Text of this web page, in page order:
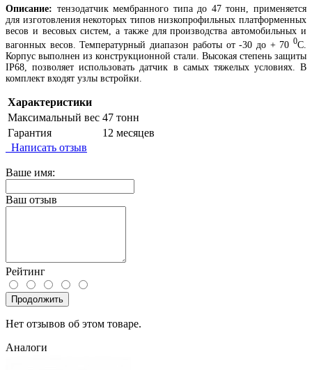
Описание: тензодатчик мембранного типа до 47 тонн, применяется
для изготовления некоторых типов низкопрофильных платформенных
весов и весовых систем, а также для производства автомобильных и
вагонных весов. Температурный диапазон работы от -30 до + 70 0С.
Корпус выполнен из конструкционной стали. Высокая степень защиты
IP68, позволяет использовать датчик в самых тяжелых условиях. В
комплект входят узлы встройки.
Характеристики
Максимальный вес 47 тонн
Гарантия
12 месяцев
Написать отзыв
Ваше имя:
Ваш отзыв
Рейтинг
Продолжить
Нет отзывов об этом товаре.
Аналоги